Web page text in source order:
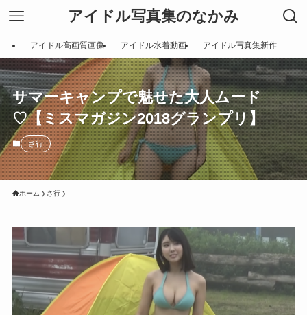
アイドル写真集のなかみ
アイドル高画質画像 アイドル水着動画 アイドル写真集新作
サマーキャンプで魅せた大人ムード
♡【ミスマガジン2018グランプリ】
さ行
ホーム さ行